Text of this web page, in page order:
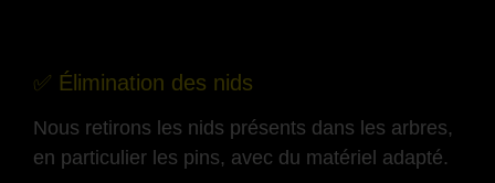
✅ Élimination des nids
Nous retirons les nids présents dans les arbres,
en particulier les pins, avec du matériel adapté.